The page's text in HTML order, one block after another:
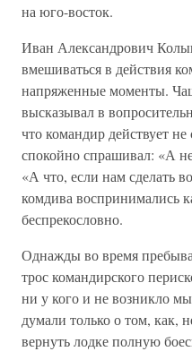
на юго-восток.
Иван Александрович
вмешиваться в действия
напряженные моменты.
высказывал в
что командир действует
спокойно спрашивал: «А
«А что, если нам сделать
комдива воспринимались
беспрекословно.
Однажды во время
трос командирского
ни у кого и не возникло
думали только о том, как,
вернуть лодке полную